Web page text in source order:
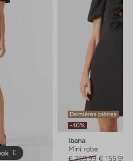
Dernières pièces
-40%
Ibana
Mini robe
€ 259,99 € 155,99